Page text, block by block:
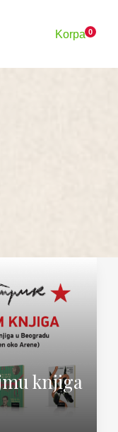
Korpa0
knjiga